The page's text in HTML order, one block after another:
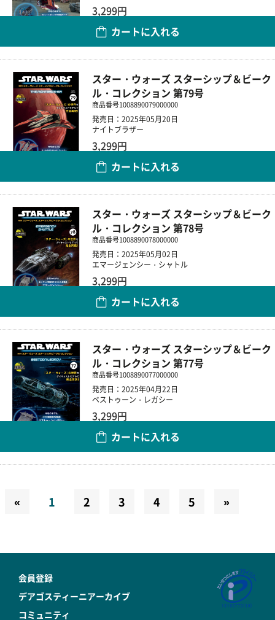
3,299円
カートに入れる
スター・ウォーズ スターシップ＆ビーク
ル・コレクション 第79号
商品番号1008890079000000
発売日：2025年05月20日
ナイトブラザー
3,299円
カートに入れる
スター・ウォーズ スターシップ＆ビーク
ル・コレクション 第78号
商品番号1008890078000000
発売日：2025年05月02日
エマージェンシー・シャトル
3,299円
カートに入れる
スター・ウォーズ スターシップ＆ビーク
ル・コレクション 第77号
商品番号1008890077000000
発売日：2025年04月22日
ベストゥーン・レガシー
3,299円
カートに入れる
« 1 2 3 4 5 »
会員登録
デアゴスティーニアーカイブ
コミュニティ